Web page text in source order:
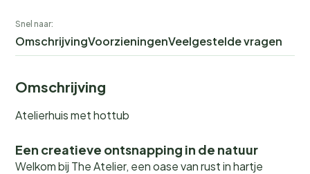
Snel naar:
OmschrijvingVoorzieningenVeelgestelde vragen
Omschrijving
Atelierhuis met hottub
Een creatieve ontsnapping in de natuur
Welkom bij The Atelier, een oase van rust in hartje